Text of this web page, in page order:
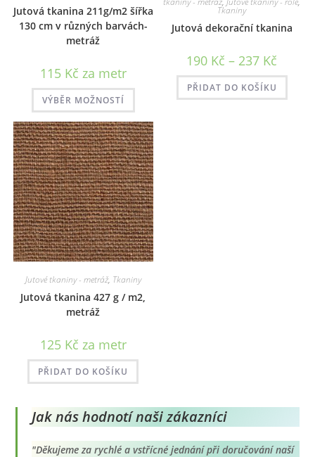
Jutová tkanina 211g/m2 šířka
130 cm v různých barvách-
metráž
115 Kč za metr
VÝBĚR MOŽNOSTÍ
Tento
má
více
variant.
Možnosti
lze
vybrat
na
stránce
produktu
Tkaniny
Jutová dekorační tkanina
190 Kč – 237 Kč
190 Kč
237 Kč
PŘIDAT DO KOŠÍKU
Jutové tkaniny - metráž, Tkaniny
Jutová tkanina 427 g / m2,
metráž
125 Kč za metr
PŘIDAT DO KOŠÍKU
Jak nás hodnotí naši zákazníci
"Děkujeme za rychlé a vstřícné jednání při doručování naší